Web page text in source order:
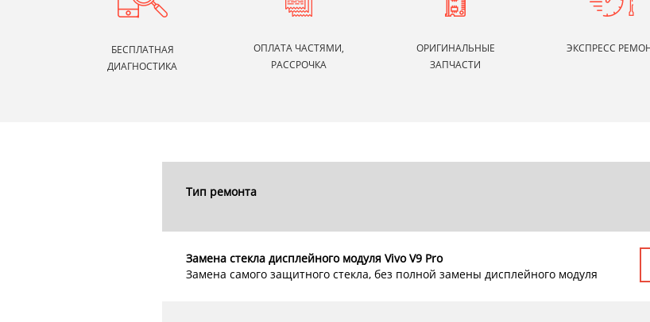
БЕСПЛАТНАЯ
ДИАГНОСТИКА
ОПЛАТА ЧАСТЯМИ,
РАССРОЧКА
ОРИГИНАЛЬНЫЕ
ЗАПЧАСТИ
ЭКСПРЕСС
Тип ремонта
Замена стекла дисплейного модуля Vivo V9 Pro
Замена самого защитного стекла, без полной замены дисплейного модуля